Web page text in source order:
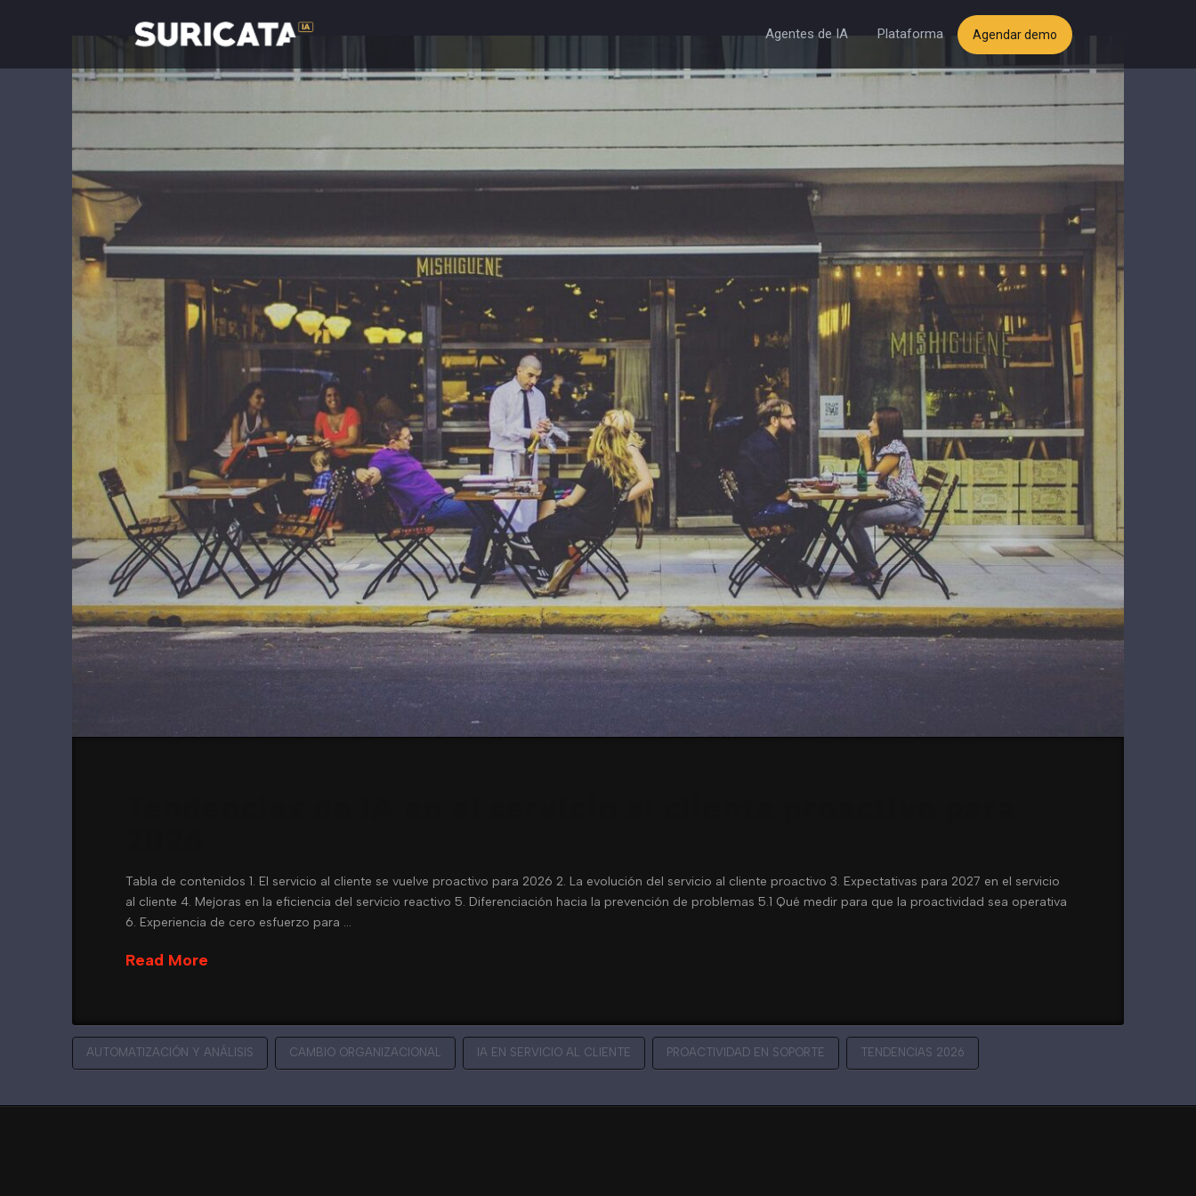
Agentes de IA Plataforma Agendar demo
Tabla de contenidos 1. El servicio al cliente se vuelve proactivo para 2026 2. La evolución del servicio al cliente proactivo 3. Expectativas para 2027 en el servicio
al cliente 4. Mejoras en la eficiencia del servicio reactivo 5. Diferenciación hacia la prevención de problemas 5.1 Qué medir para que la proactividad sea operativa
6. Experiencia de cero esfuerzo para …
Read More
AUTOMATIZACIÓN Y ANÁLISIS CAMBIO ORGANIZACIONAL IA EN SERVICIO AL CLIENTE PROACTIVIDAD EN SOPORTE TENDENCIAS 2026